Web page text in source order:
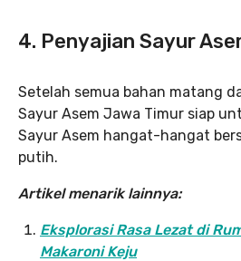
4. Penyajian Sayur
Setelah semua bahan matang
Sayur Asem Jawa Timur siap
Sayur Asem hangat-hangat
putih.
Artikel menarik lainnya:
Eksplorasi Rasa Lezat di
Makaroni Keju